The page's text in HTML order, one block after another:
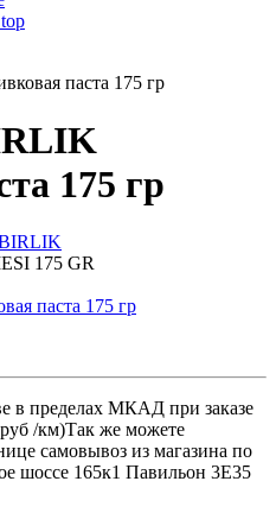
top
паста 175 гр
175 гр
175 GR
в пределах МКАД при заказе
/км)Так же можете
самовывоз из магазина по
шоссе 165к1 Павильон 3Е35